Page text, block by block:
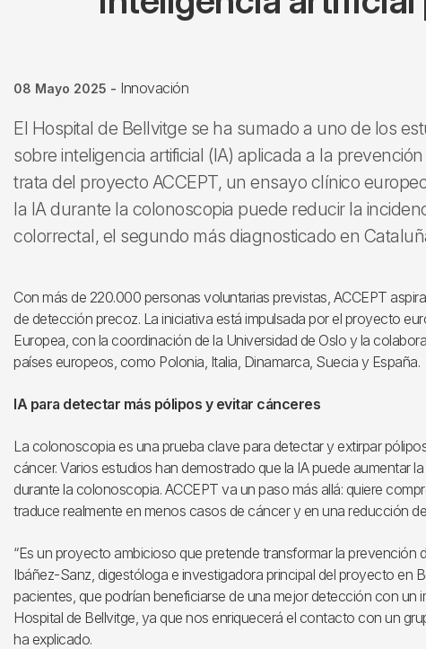
08 Mayo 2025 - Innovación
El Hospital de Bellvitge se ha sumado a uno de los
sobre inteligencia artificial (IA) aplicada a la
trata del proyecto ACCEPT, un ensayo clínico
la IA durante la colonoscopia puede reducir la
colorrectal, el segundo más diagnosticado en
Con más de 220.000 personas voluntarias previstas, ACCEPT
de detección precoz. La iniciativa está impulsada por el proyecto
Europea, con la coordinación de la Universidad de Oslo y la
países europeos, como Polonia, Italia, Dinamarca, Suecia y España.
IA para detectar más pólipos y evitar cánceres
La colonoscopia es una prueba clave para detectar y extirpar
cáncer. Varios estudios han demostrado que la IA puede aumentar
durante la colonoscopia. ACCEPT va un paso más allá: quiere
traduce realmente en menos casos de cáncer y en una reducción
“Es un proyecto ambicioso que pretende transformar la prevención
Ibáñez-Sanz, digestóloga e investigadora principal del proyecto en
pacientes, que podrían beneficiarse de una mejor detección con un
Hospital de Bellvitge, ya que nos enriquecerá el contacto con un
ha explicado.